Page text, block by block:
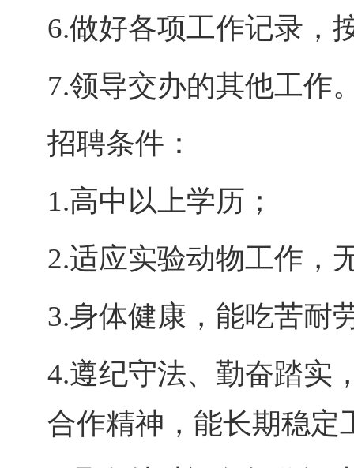
6.做好各项工作记录，
7.领导交办的其他工作
招聘条件：
1.高中以上学历；
2.适应实验动物工作，
3.身体健康，能吃苦耐
4.遵纪守法、勤奋踏实
合作精神，能长期稳定